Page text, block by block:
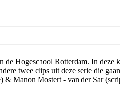
Hogeschool Rotterdam. In deze
twee clips uit deze serie die
Manon Mostert - van der Sar